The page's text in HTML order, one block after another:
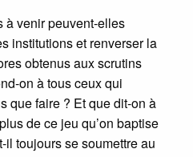
à venir peuvent-elles
institutions et renverser la
obtenus aux scrutins
on à tous ceux qui
que faire ? Et que dit-on à
de ce jeu qu’on baptise
toujours se soumettre au